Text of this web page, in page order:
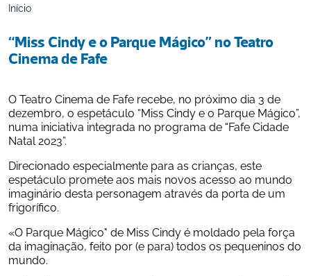
Início
“Miss Cindy e o Parque Mágico” no Teatro
Cinema de Fafe
O Teatro Cinema de Fafe recebe, no próximo dia 3 de
dezembro, o espetáculo “Miss Cindy e o Parque Mágico”,
numa iniciativa integrada no programa de “Fafe Cidade
Natal 2023”.
Direcionado especialmente para as crianças, este
espetáculo promete aos mais novos acesso ao mundo
imaginário desta personagem através da porta de um
frigorífico.
«O Parque Mágico" de Miss Cindy é moldado pela força
da imaginação, feito por (e para) todos os pequeninos do
mundo.